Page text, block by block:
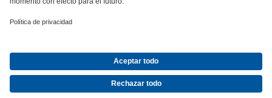
Catálogo de productos
SupremeServKSB SupremeServ: Premium service for pumps and
Oportunidades de empleo en KSB
sociales